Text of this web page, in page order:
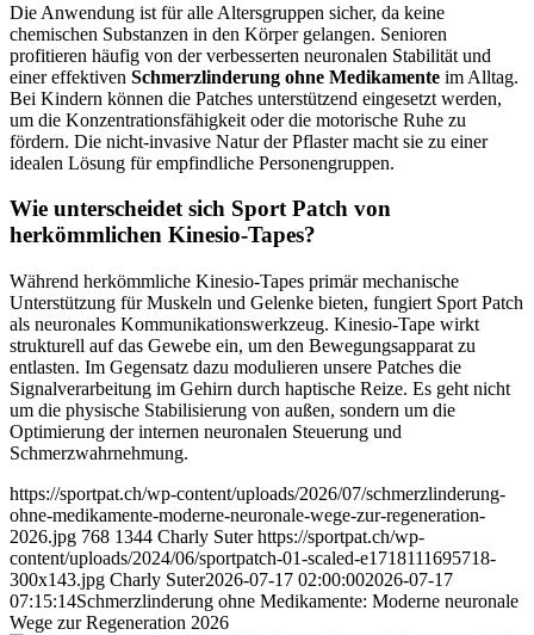
Die Anwendung ist für alle Altersgruppen sicher, da keine
chemischen Substanzen in den Körper gelangen. Senioren
profitieren häufig von der verbesserten neuronalen Stabilität und
einer effektiven Schmerzlinderung ohne Medikamente im Alltag.
Bei Kindern können die Patches unterstützend eingesetzt werden,
um die Konzentrationsfähigkeit oder die motorische Ruhe zu
fördern. Die nicht-invasive Natur der Pflaster macht sie zu einer
idealen Lösung für empfindliche Personengruppen.
Wie unterscheidet sich Sport Patch von
herkömmlichen Kinesio-Tapes?
Während herkömmliche Kinesio-Tapes primär mechanische
Unterstützung für Muskeln und Gelenke bieten, fungiert Sport Patch
als neuronales Kommunikationswerkzeug. Kinesio-Tape wirkt
strukturell auf das Gewebe ein, um den Bewegungsapparat zu
entlasten. Im Gegensatz dazu modulieren unsere Patches die
Signalverarbeitung im Gehirn durch haptische Reize. Es geht nicht
um die physische Stabilisierung von außen, sondern um die
Optimierung der internen neuronalen Steuerung und
Schmerzwahrnehmung.
https://sportpat.ch/wp-content/uploads/2026/07/schmerzlinderung-
ohne-medikamente-moderne-neuronale-wege-zur-regeneration-
2026.jpg 768 1344 Charly Suter https://sportpat.ch/wp-
content/uploads/2024/06/sportpatch-01-scaled-e1718111695718-
300x143.jpg Charly Suter2026-07-17 02:00:002026-07-17
07:15:14Schmerzlinderung ohne Medikamente: Moderne neuronale
Wege zur Regeneration 2026